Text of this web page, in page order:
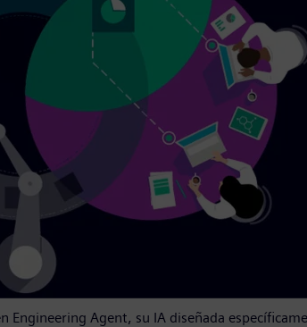
Engineering Agent, su IA diseñada